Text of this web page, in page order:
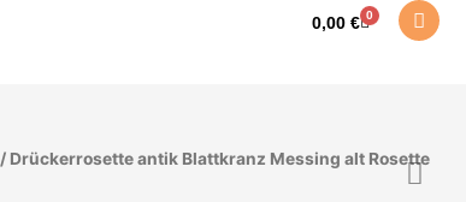
0,00 € 0
Warenkorb
/ Drückerrosette antik Blattkranz Messing alt Rosette